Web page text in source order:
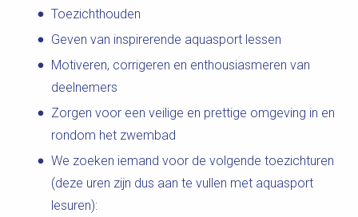
Toezichthouden
Geven van inspirerende aquasport lessen
Motiveren, corrigeren en enthousiasmeren van
deelnemers
Zorgen voor een veilige en prettige omgeving in en
rondom het zwembad
We zoeken iemand voor de volgende toezichturen
(deze uren zijn dus aan te vullen met aquasport
lesuren):